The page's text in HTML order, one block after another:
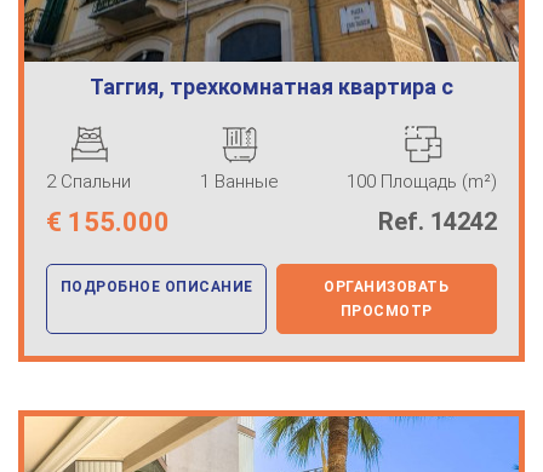
Таггия, трехкомнатная квартира с
2 Спальни 1 Ванные 100 Площадь (m²)
€ 155.000 Ref. 14242
ПОДРОБНОЕ ОПИСАНИЕ
ОРГАНИЗОВАТЬ
ПРОСМОТР